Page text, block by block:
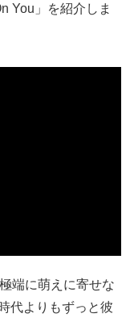
You」を紹介しま
端に萌えに寄せな
代よりもずっと彼